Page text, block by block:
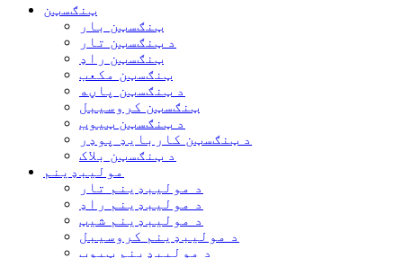
ټنګسټن
ټنګسټن بار
د ټنګسټن تار
ټنګسټن راډ
ټنګسټن مکعب
د ټنګسټن پاڼه
ټنګسټن کروسیبل
د ټنګسټن ټیوب
د ټنګسټن کاربایډ پوډر
د ټنګسټن بلاک
مولیبډینم
د مولیبډینم تار
د مولیبډینم راډ
د مولیبډینم شیټ
د مولیبډینم کروسیبل
د مولیبډینم ټیوب